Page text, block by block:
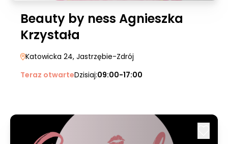
Beauty by ness Agnieszka
Krzystała
Katowicka 24, Jastrzębie-Zdrój
Teraz otwarteDzisiaj:09:00-17:00